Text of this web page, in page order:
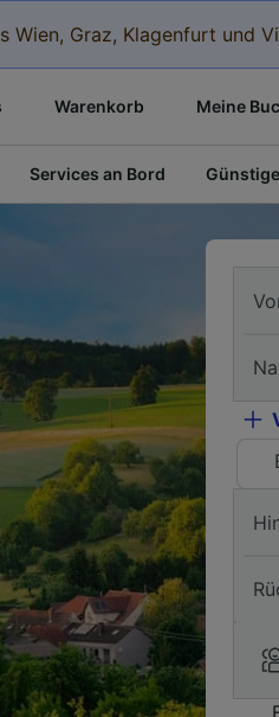
Wien, Graz, Klagenfurt und
Warenkorb Meine
Services an Bord